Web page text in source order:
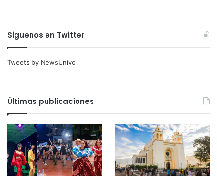
Siguenos en Twitter
Tweets by NewsUnivo
Últimas publicaciones